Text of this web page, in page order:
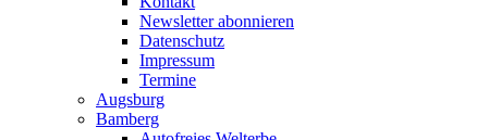
Newsletter abonnieren
Datenschutz
Impressum
Termine
Augsburg
Bamberg